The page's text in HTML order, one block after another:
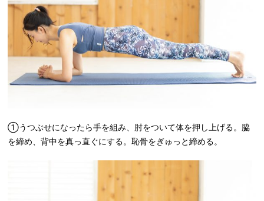
①うつぶせになったら手を組み、肘をついて体を押し上げる。脇
を締め、背中を真っ直ぐにする。恥骨をぎゅっと締める。